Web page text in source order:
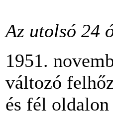
Az utolsó 24
1951.
változó
és fél